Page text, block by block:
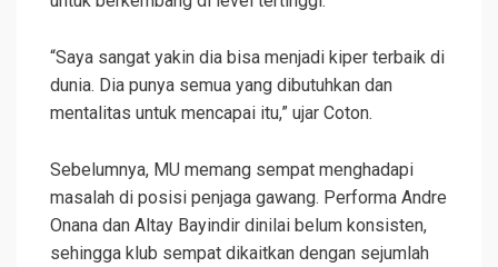
“Saya sangat yakin dia bisa menjadi kiper terbaik di
dunia. Dia punya semua yang dibutuhkan dan
mentalitas untuk mencapai itu,” ujar Coton.
Sebelumnya, MU memang sempat menghadapi
masalah di posisi penjaga gawang. Performa Andre
Onana dan Altay Bayindir dinilai belum konsisten,
sehingga klub sempat dikaitkan dengan sejumlah